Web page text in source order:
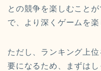
との競争を楽しむこと
で、より深くゲームを楽
ただし、ランキング上
要になるため、まずは